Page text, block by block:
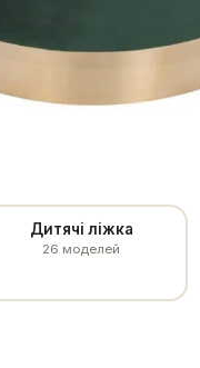
Дитячі ліжка
26 моделей